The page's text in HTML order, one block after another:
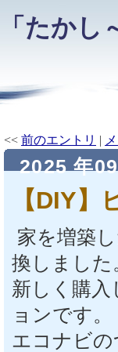
「たか
<< 前のエントリ |
2025 年
【DIY
家を増築
換しました
新しく購
ョンです。
エコナビ